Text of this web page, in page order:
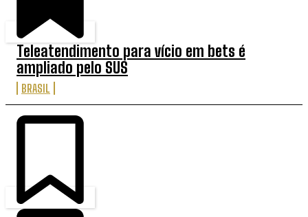
Teleatendimento para vício em bets é
ampliado pelo SUS
BRASIL